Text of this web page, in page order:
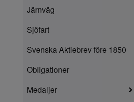
Järnväg
Sjöfart
Svenska Aktiebrev före 1850
Obligationer
Medaljer